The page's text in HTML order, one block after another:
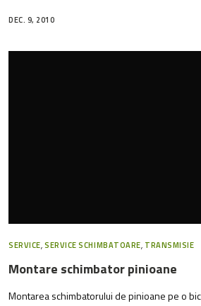
DEC. 9, 2010
SERVICE,SERVICE SCHIMBATOARE, TRANSMISIE
Montare schimbator pinioane
Montarea schimbatorului de pinioane pe o